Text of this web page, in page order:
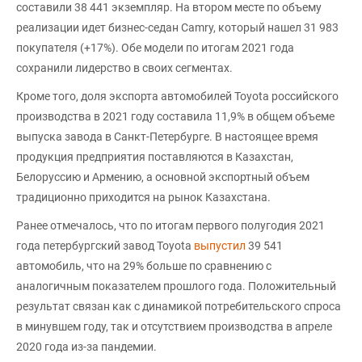
составили 38 441 экземпляр. На втором месте по объему
реализации идет бизнес-седан Camry, который нашел 31 983
покупателя (+17%). Обе модели по итогам 2021 года
сохранили лидерство в своих сегментах.
Кроме того, доля экспорта автомобилей Toyota российского
производства в 2021 году составила 11,9% в общем объеме
выпуска завода в Санкт-Петербурге. В настоящее время
продукция предприятия поставляются в Казахстан,
Белоруссию и Армению, а основной экспортный объем
традиционно приходится на рынок Казахстана.
Ранее отмечалось, что по итогам первого полугодия 2021
года петербургский завод Toyota выпустил 39 541
автомобиль, что на 29% больше по сравнению с
аналогичным показателем прошлого года. Положительный
результат связан как с динамикой потребительского спроса
в минувшем году, так и отсутствием производства в апреле
2020 года из-за пандемии.